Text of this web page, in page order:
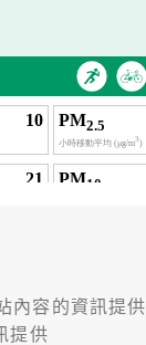
內容的資訊提供
提供